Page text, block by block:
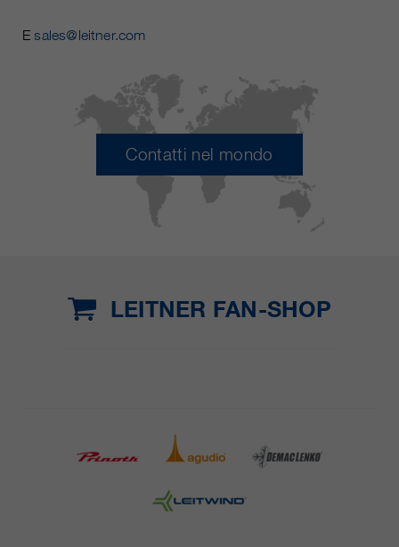
Esales@leitner.com
Contatti nel mondo
LEITNER FAN-SHOP